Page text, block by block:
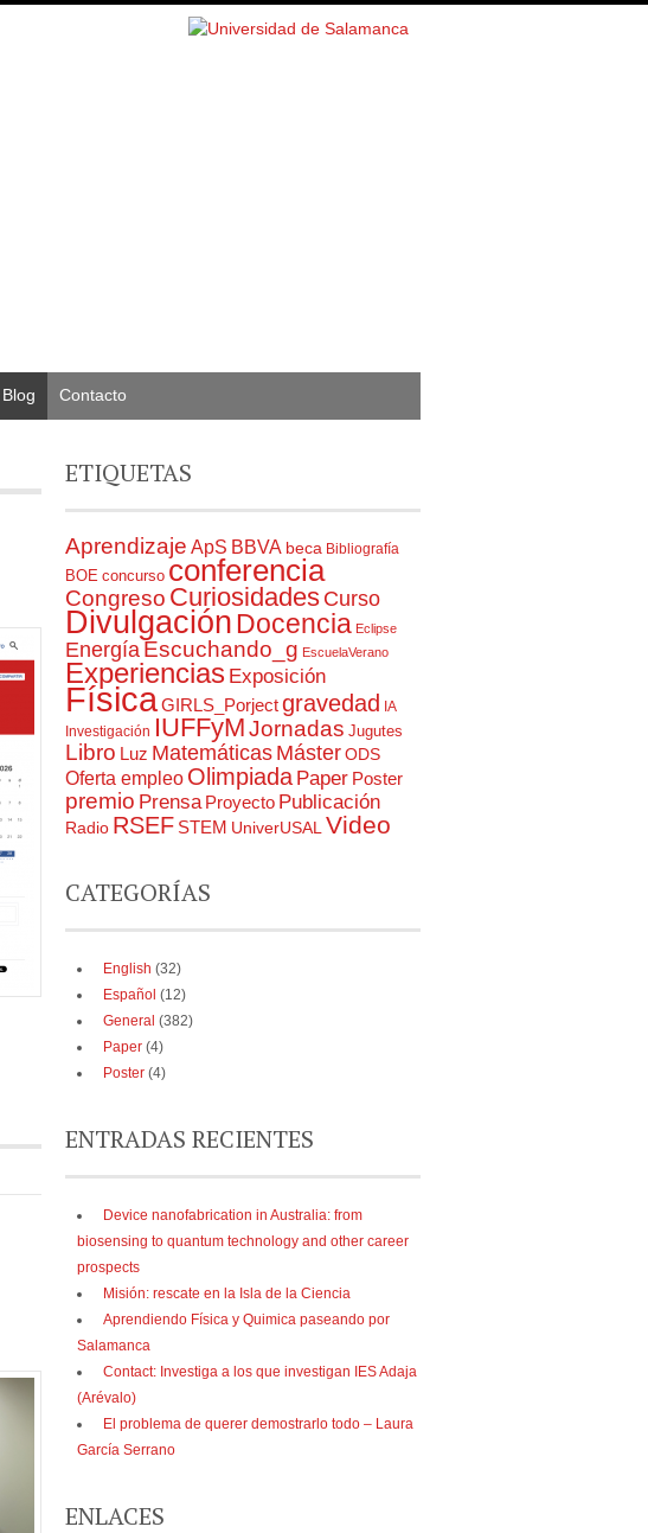
Blog Contacto
ETIQUETAS
Aprendizaje ApS BBVA beca Bibliografía
BOE concurso conferencia
Congreso Curiosidades Curso
DivulgaciónDocencia Eclipse
Energía Escuchando_g EscuelaVerano
Experiencias Exposición
FísicaGIRLS_Porjectgravedad
IA
Investigación IUFFyMJornadas Jugutes
Libro Luz Matemáticas MásterODS
Oferta empleo Olimpiada Paper Poster
premio Prensa Proyecto Publicación
Radio RSEF STEM UniverUSAL Video
CATEGORÍAS
English (32)
Español (12)
General (382)
Paper (4)
Poster (4)
ENTRADAS RECIENTES
Device nanofabrication in Australia: from
biosensing to quantum technology and other career
prospects
Misión: rescate en la Isla de la Ciencia
Aprendiendo Física y Quimica paseando por
Salamanca
Contact: Investiga a los que investigan IES Adaja
(Arévalo)
El problema de querer demostrarlo todo – Laura
García Serrano
ENLACES